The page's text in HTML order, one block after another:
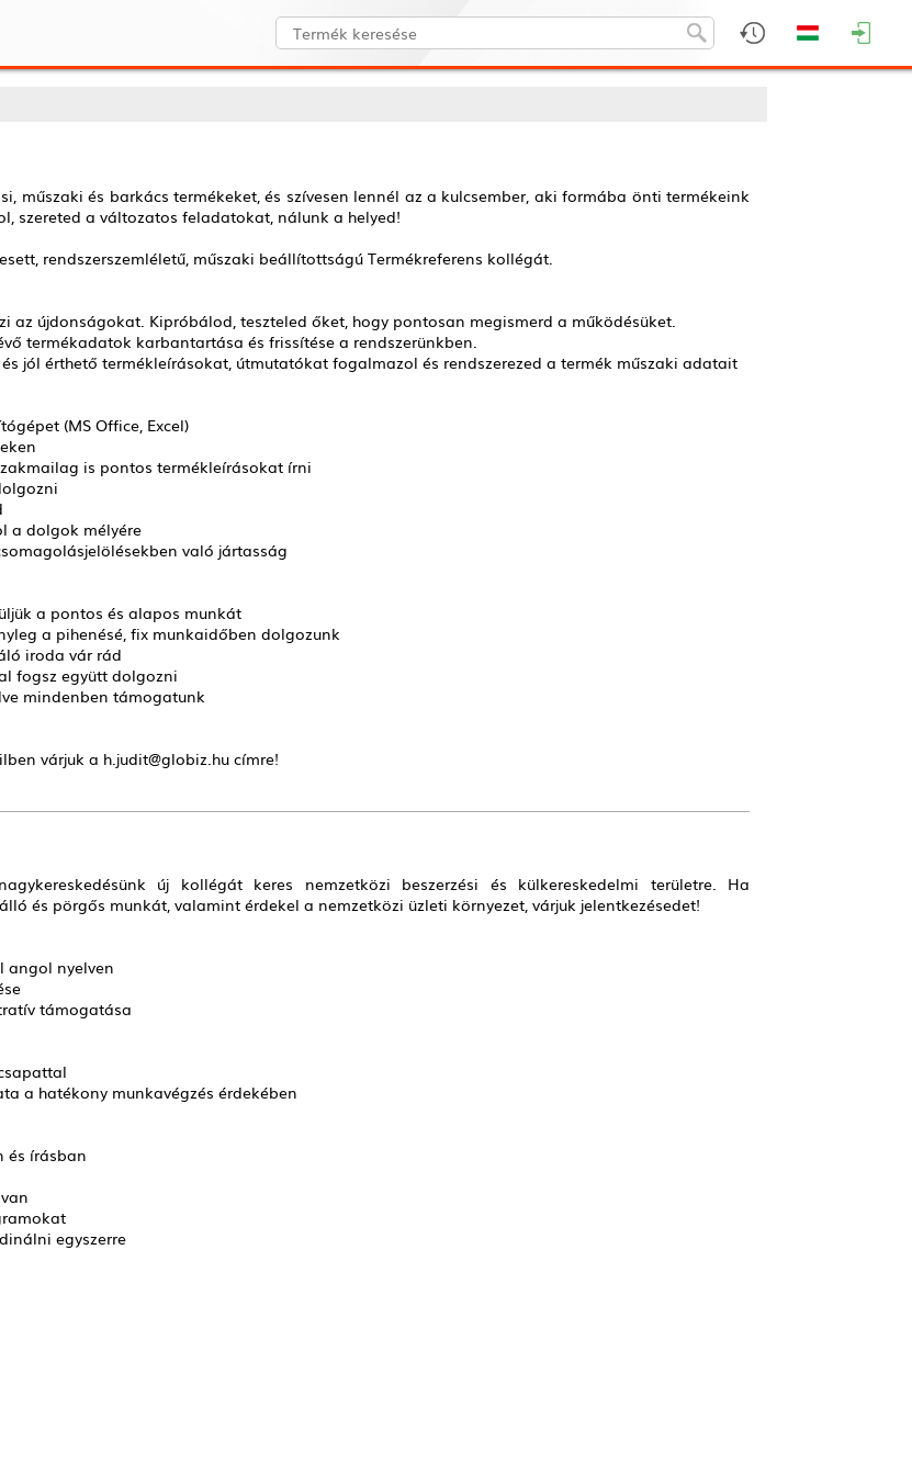
műszaki és barkács termékeket, és szívesen lennél az a kulcsember, aki formába önti termékeink
szereted a változatos feladatokat, nálunk a helyed!
rendszerszemléletű, műszaki beállítottságú Termékreferens kollégát.
az újdonságokat. Kipróbálod, teszteled őket, hogy pontosan megismerd a működésüket.
termékadatok karbantartása és frissítése a rendszerünkben.
jól érthető termékleírásokat, útmutatókat fogalmazol és rendszerezed a termék műszaki adatait
(MS Office, Excel)
is pontos termékleírásokat írni
a dolgok mélyére
való jártasság
a pontos és alapos munkát
a pihenésé, fix munkaidőben dolgozunk
iroda vár rád
fogsz együtt dolgozni
mindenben támogatunk
várjuk a h.judit@globiz.hu címre!
új kollégát keres nemzetközi beszerzési és külkereskedelmi területre. Ha
és pörgős munkát, valamint érdekel a nemzetközi üzleti környezet, várjuk jelentkezésedet!
angol nyelven
támogatása
a hatékony munkavégzés érdekében
és írásban
egyszerre